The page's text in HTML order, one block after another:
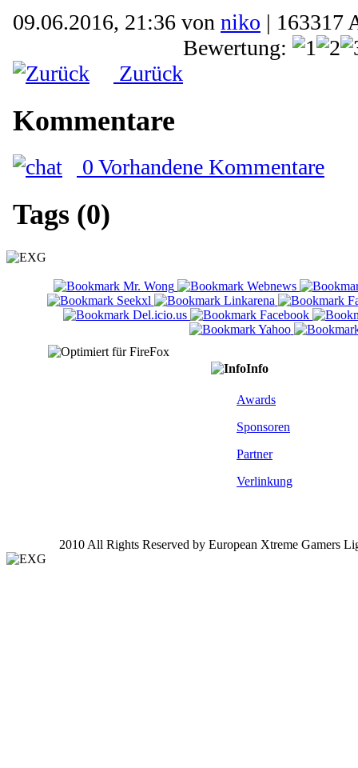
09.06.2016, 21:36 von niko | 163317
Bewertung:
Zurück
Kommentare
0 Vorhandene Kommentare
Tags (0)
Info
Awards
Sponsoren
Partner
Verlinkung
2010 All Rights Reserved by European Xtreme Gamers